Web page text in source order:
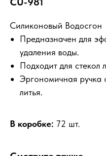
Силиконовый Водосгон
Предназначен для
удаления воды.
Подходит для стекол
Эргономичная ручка
литья.
В коробке: 72 шт.